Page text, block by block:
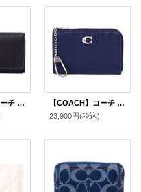
【COACH】コーチ メンズ クロスグレイン レザー 5連 キーケース スマートキー対応 ブラック（日本未発売）
【COACH】コーチ コインケース ぺブルレザー エッセンシャル キーリング付き L字 ジップ ロゴ マルチ カードケース 小銭入れ ダークネイビー〔日本未発売〕
23,900円(税込)